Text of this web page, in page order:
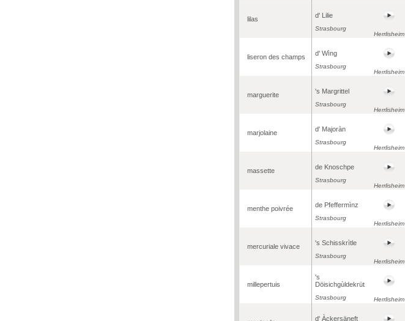
lilas d' Lilie
Strasbourg
Herrlisheim
liseron des champs d' Wìng
Strasbourg
Herrlisheim
marguerite 's Margrittel
Strasbourg
Herrlisheim
marjolaine d' Majoràn
Strasbourg
Herrlisheim
massette de Knoschpe
Strasbourg
Herrlisheim
menthe poivrée de Pfeffermìnz
Strasbourg
Herrlisheim
mercuriale vivace 's Schisskrìtle
Strasbourg
Herrlisheim
millepertuis
's
Döisichgùldekrüt
Strasbourg Herrlisheim
d' Àckersäneft